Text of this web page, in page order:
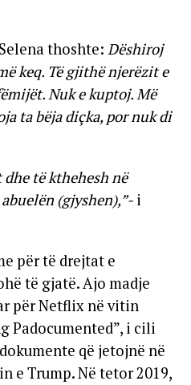
thoshte: Dëshiroj
keq. Të gjithë njerëzit e
Nuk e kuptoj. Më
ta bëja diçka, por nuk di
të kthehesh në
(gjyshen),”-i
për të drejtat e
të gjatë. Ajo madje
për Netflix në vitin
Padocumented”, i cili
që jetojnë në
e Trump. Në tetor 2019,